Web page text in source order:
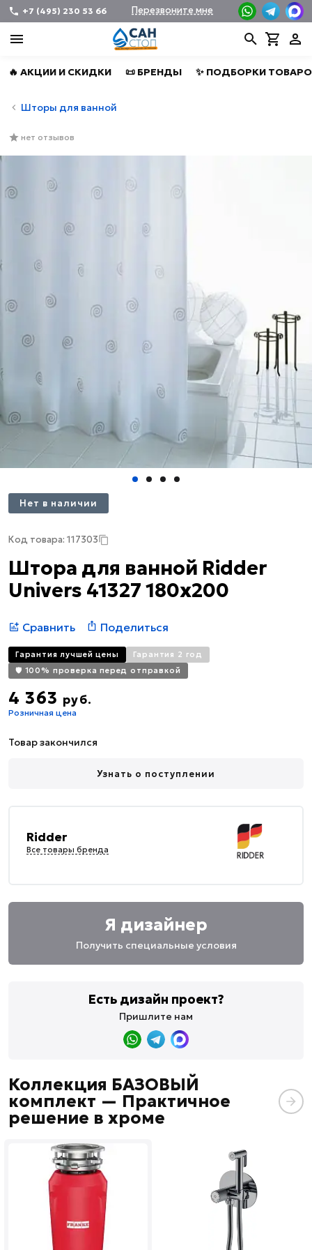
+7 (495) 230 53 66 Перезвоните мне
🔥 АКЦИИ И СКИДКИ 📜 БРЕНДЫ ✨ ПОДБОРКИ
Шторы для ванной
нет отзывов
Нет в наличии
Код товара: 117303
Штора для ванной Ridder
Univers 41327 180x200
Сравнить Поделиться
Гарантия лучшей цены
Гарантия 2 год
🛡️ 100% проверка перед отправкой
4 363 руб.
Розничная цена
Товар закончился
Узнать о поступлении
Ridder
Все товары бренда
Я дизайнер
Получить специальные условия
Есть дизайн проект?
Пришлите нам
Коллекция БАЗОВЫЙ
комплект — Практичное
решение в хроме